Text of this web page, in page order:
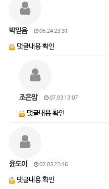
박믿음 06.24 23:31
댓글내용 확인
조은맘 07.03 13:07
댓글내용 확인
윤도이 07.03 22:46
댓글내용 확인